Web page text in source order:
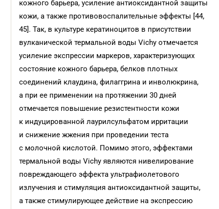
кожного барьера, усиление антиоксидантной защиты
кожи, а также противовоспалительные эффекты [44,
45]. Так, в культуре кератиноцитов в присутствии
вулканической термальной воды Vichy отмечается
усиление экспрессии маркеров, характеризующих
состояние кожного барьера, белков плотных
соединений клаудина, филаггрина и инволюкрина,
а при ее применении на протяжении 30 дней
отмечается повышение резистентности кожи
к индуцированной лаурилсульфатом ирритации
и снижение жжения при проведении теста
с молочной кислотой. Помимо этого, эффектами
термальной воды Vichy являются нивелирование
повреждающего эффекта ультрафиолетового
излучения и стимуляция антиоксидантной защиты,
а также стимулирующее действие на экспрессию